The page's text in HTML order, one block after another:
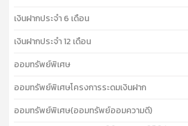
เงินฝากประจำ 6 เดือน
เงินฝากประจำ 12 เดือน
ออมทรัพย์พิเศษ
ออมทรัพย์พิเศษโครงการระดมเงินฝาก
ออมทรัพย์พิเศษ(ออมทรัพย์ออมความดี)